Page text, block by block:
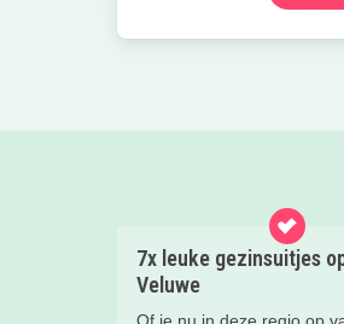
7x leuke gezinsuitjes
Veluwe